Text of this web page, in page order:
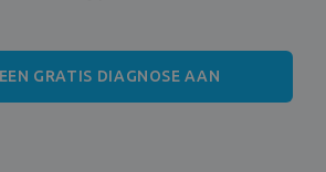
GRATIS DIAGNOSE AAN